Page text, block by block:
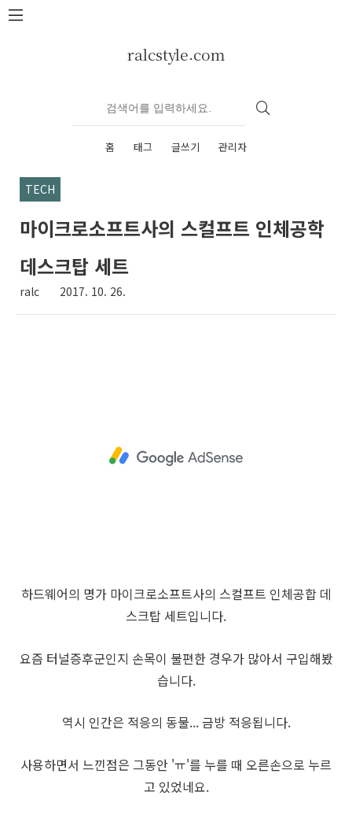
본문 바로가기
ralcstyle.com
홈 태그 글쓰기 관리자
TECH
마이크로소프트사의 스컬프트 인체공학
데스크탑 세트
ralc 2017. 10. 26.
하드웨어의 명가 마이크로소프트사의 스컬프트 인체공합 데
스크탑 세트입니다.
요즘 터널증후군인지 손목이 불편한 경우가 많아서 구입해봤
습니다.
역시 인간은 적응의 동물... 금방 적응됩니다.
사용하면서 느낀점은 그동안 'ㅠ'를 누를 때 오른손으로 누르
고 있었네요.